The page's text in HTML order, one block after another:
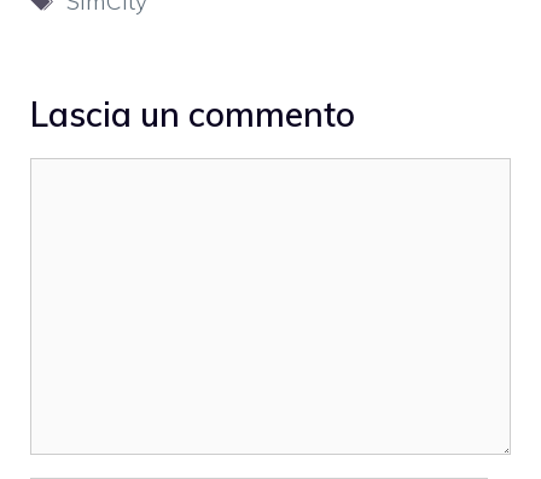
Lascia un commento